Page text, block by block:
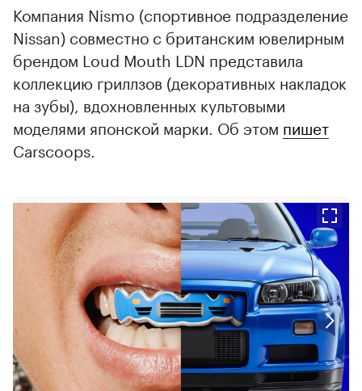
Компания Nismo (спортивное подразделение
Nissan) совместно с британским ювелирным
брендом Loud Mouth LDN представила
коллекцию гриллзов (декоративных накладок
на зубы), вдохновленных культовыми
моделями японской марки. Об этом пишет
Carscoops.